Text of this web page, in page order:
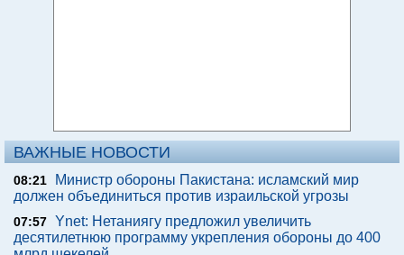
ВАЖНЫЕ НОВОСТИ
08:21
Министр обороны Пакистана: исламский мир
должен объединиться против израильской угрозы
07:57 Ynet: Нетаниягу предложил увеличить
десятилетнюю программу укрепления обороны до 400